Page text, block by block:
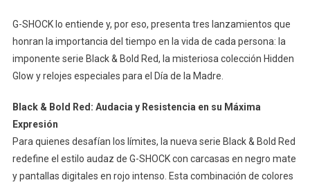
G-SHOCK lo entiende y, por eso, presenta tres lanzamientos que
honran la importancia del tiempo en la vida de cada persona: la
imponente serie Black & Bold Red, la misteriosa colección Hidden
Glow y relojes especiales para el Día de la Madre.
Black & Bold Red: Audacia y Resistencia en su Máxima
Expresión
Para quienes desafían los límites, la nueva serie Black & Bold Red
redefine el estilo audaz de G-SHOCK con carcasas en negro mate
y pantallas digitales en rojo intenso. Esta combinación de colores